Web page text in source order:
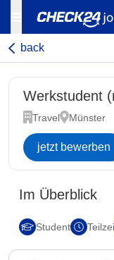
back
Werkstudent
Travel Münster
jetzt bewerben
Im Überblick
Student